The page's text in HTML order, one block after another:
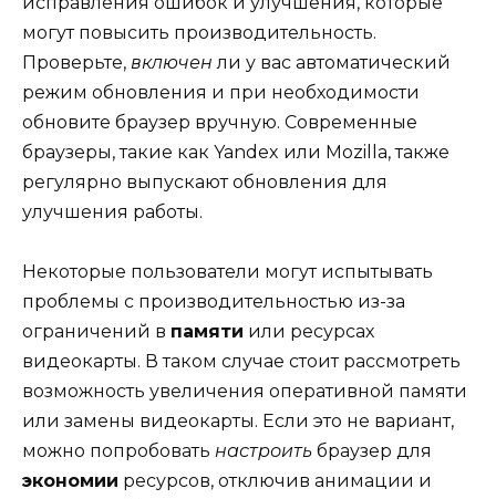
могут повысить производительность.
Проверьте, включен ли у вас автоматический
режим обновления и при необходимости
обновите браузер вручную. Современные
браузеры, такие как Yandex или Mozilla, также
регулярно выпускают обновления для
улучшения работы.
Некоторые пользователи могут испытывать
проблемы с производительностью из-за
ограничений в памяти или ресурсах
видеокарты. В таком случае стоит рассмотреть
возможность увеличения оперативной памяти
или замены видеокарты. Если это не вариант,
можно попробовать настроить браузер для
экономии ресурсов, отключив анимации и